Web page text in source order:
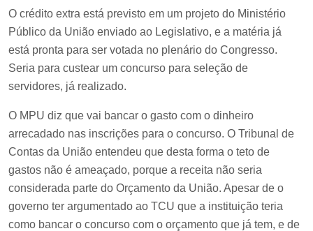
O crédito extra está previsto em um projeto do Ministério
Público da União enviado ao Legislativo, e a matéria já
está pronta para ser votada no plenário do Congresso.
Seria para custear um concurso para seleção de
servidores, já realizado.
O MPU diz que vai bancar o gasto com o dinheiro
arrecadado nas inscrições para o concurso. O Tribunal de
Contas da União entendeu que desta forma o teto de
gastos não é ameaçado, porque a receita não seria
considerada parte do Orçamento da União. Apesar de o
governo ter argumentado ao TCU que a instituição teria
como bancar o concurso com o orçamento que já tem, e de